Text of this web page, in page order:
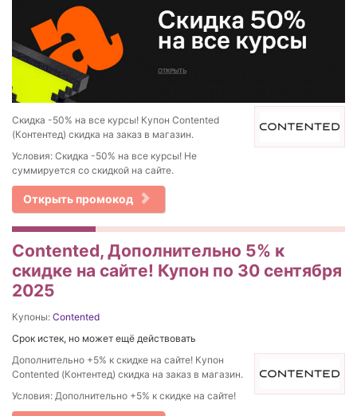
Скидка -50% на все курсы! Купон Contented
(Контентед) скидка на заказ в магазин.
Условия: Скидка -50% на все курсы! Не
суммируется со скидкой на сайте.
Открыть промокод
Contented, Дополнительно 5% к
скидке на сайте! Купон по 30 сентября
2025
Купоны: Contented
Срок истек, но может ещё действовать
Дополнительно +5% к скидке на сайте! Купон
Contented (Контентед) скидка на заказ в магазин.
Условия: Дополнительно +5% к скидке на сайте!